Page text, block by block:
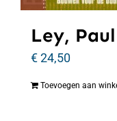
Ley,
€24,50
Toevoegen aan